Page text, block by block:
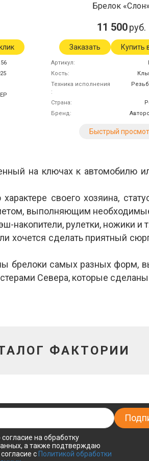
Брелок «Слон»
11 500руб.
Заказать Купить
Артикул
Кость
Техника исполнения
Страна
Бренд
Быстрый
на ключах к автомобилю
своего хозяина,
выполняющим
накопители, рулетки, ножики и
хочется сделать приятный
брелоки самых разных форм,
Севера, которые
ФАКТОРИИ
на обработку
а также подтверждаю
с Политикой обработки